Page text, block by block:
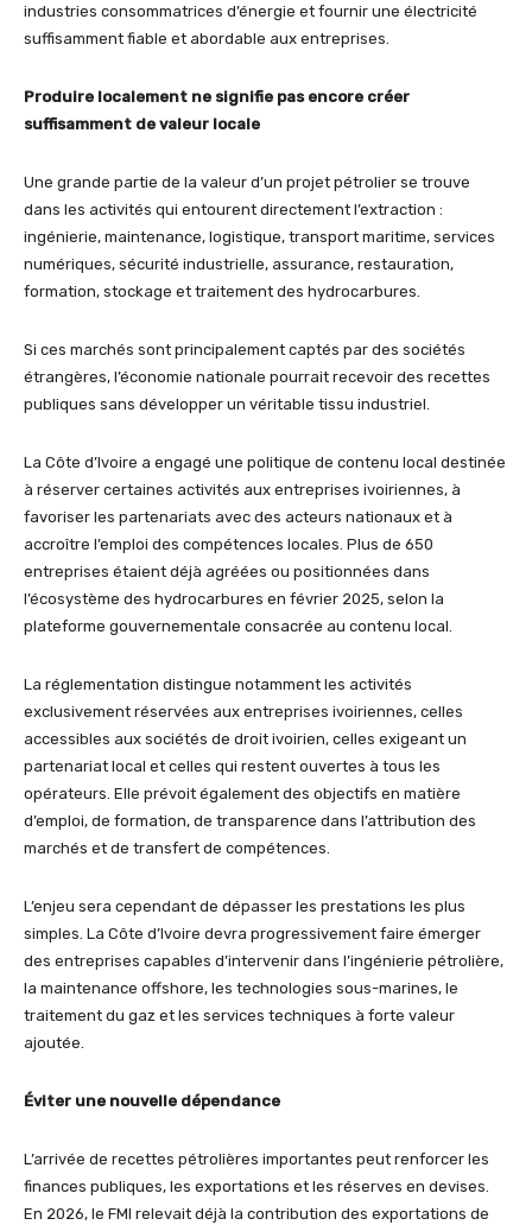
industries consommatrices d’énergie et fournir une électricité
suffisamment fiable et abordable aux entreprises.
Produire localement ne signifie pas encore créer
suffisamment de valeur locale
Une grande partie de la valeur d’un projet pétrolier se trouve
dans les activités qui entourent directement l’extraction :
ingénierie, maintenance, logistique, transport maritime, services
numériques, sécurité industrielle, assurance, restauration,
formation, stockage et traitement des hydrocarbures.
Si ces marchés sont principalement captés par des sociétés
étrangères, l’économie nationale pourrait recevoir des recettes
publiques sans développer un véritable tissu industriel.
La Côte d’Ivoire a engagé une politique de contenu local destinée
à réserver certaines activités aux entreprises ivoiriennes, à
favoriser les partenariats avec des acteurs nationaux et à
accroître l’emploi des compétences locales. Plus de 650
entreprises étaient déjà agréées ou positionnées dans
l’écosystème des hydrocarbures en février 2025, selon la
plateforme gouvernementale consacrée au contenu local.
La réglementation distingue notamment les activités
exclusivement réservées aux entreprises ivoiriennes, celles
accessibles aux sociétés de droit ivoirien, celles exigeant un
partenariat local et celles qui restent ouvertes à tous les
opérateurs. Elle prévoit également des objectifs en matière
d’emploi, de formation, de transparence dans l’attribution des
marchés et de transfert de compétences.
L’enjeu sera cependant de dépasser les prestations les plus
simples. La Côte d’Ivoire devra progressivement faire émerger
des entreprises capables d’intervenir dans l’ingénierie pétrolière,
la maintenance offshore, les technologies sous-marines, le
traitement du gaz et les services techniques à forte valeur
ajoutée.
Éviter une nouvelle dépendance
L’arrivée de recettes pétrolières importantes peut renforcer les
finances publiques, les exportations et les réserves en devises.
En 2026, le FMI relevait déjà la contribution des exportations de